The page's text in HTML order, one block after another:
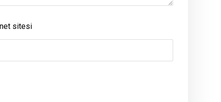
sitesi